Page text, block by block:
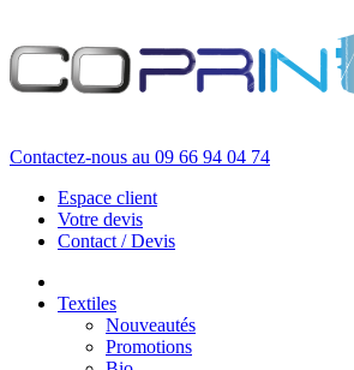
Contactez-nous au 09 66 94 04 74
Espace client
Votre devis
Contact / Devis
Textiles
Nouveautés
Promotions